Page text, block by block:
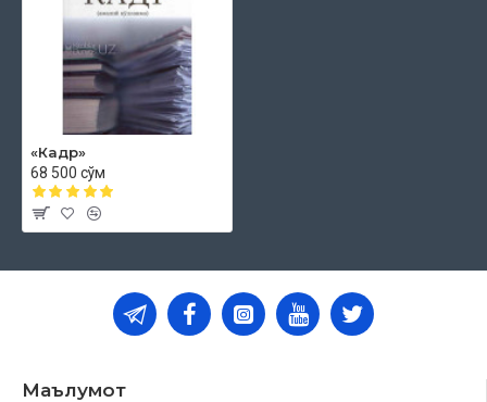
«Кадр»
68 500 сўм
Маълумот